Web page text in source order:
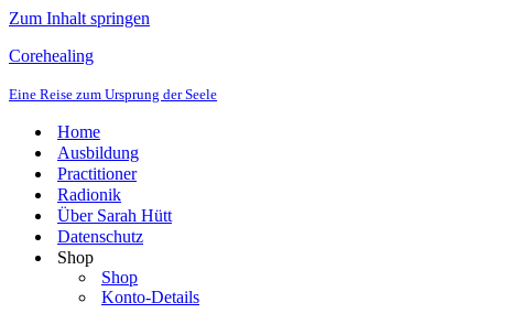
Zum Inhalt springen
Corehealing
Eine Reise zum Ursprung der Seele
Home
Ausbildung
Practitioner
Radionik
Über Sarah Hütt
Datenschutz
Shop
Shop
Konto-Details